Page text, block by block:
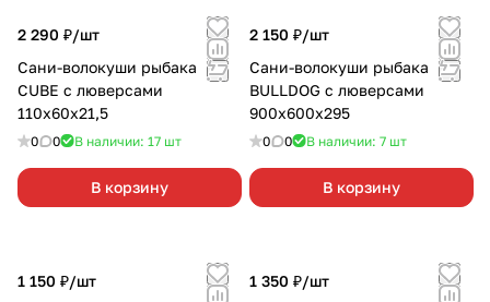
2 290 ₽/шт
Сани-волокуши рыбака
CUBE с люверсами
110х60х21,5
0 0 В наличии: 17 шт
В корзину
2 150 ₽/шт
Сани-волокуши рыбака
BULLDOG с люверсами
900х600х295
0 0 В наличии: 7 шт
В корзину
1 150 ₽/шт
1 350 ₽/шт